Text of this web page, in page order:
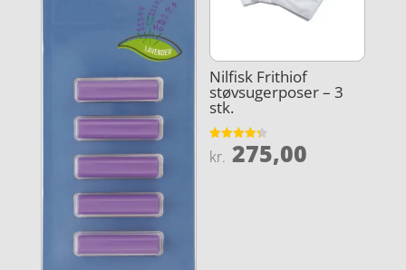
Nilfisk Frithiof
støvsugerposer – 3
stk.
Vurderet
4.3
kr. 275,00